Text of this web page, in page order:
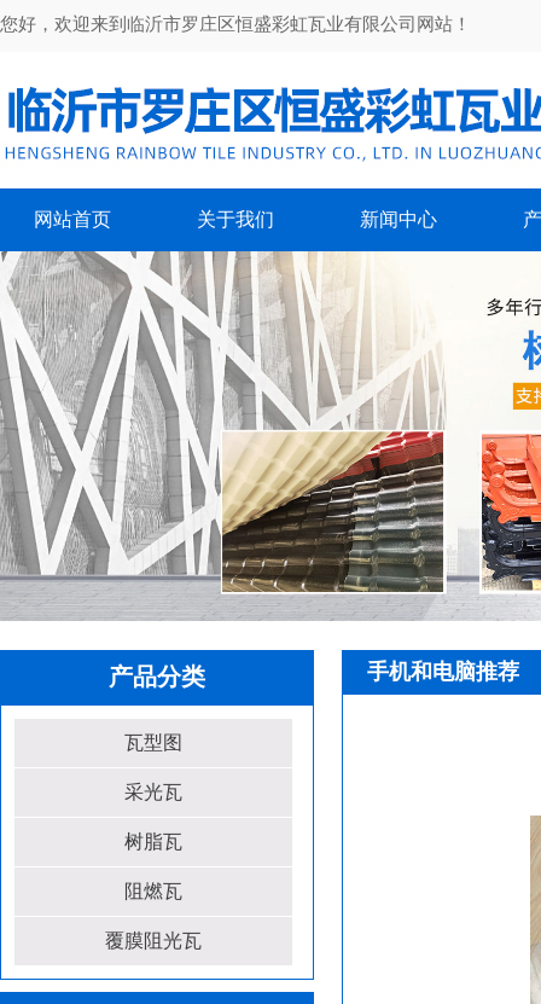
您好，欢迎来到临沂市罗庄区恒盛彩虹瓦业有限公司网站！
网站首页 关于我们 新闻中心
产品分类
瓦型图
采光瓦
树脂瓦
阻燃瓦
覆膜阻光瓦
手机和电脑推荐